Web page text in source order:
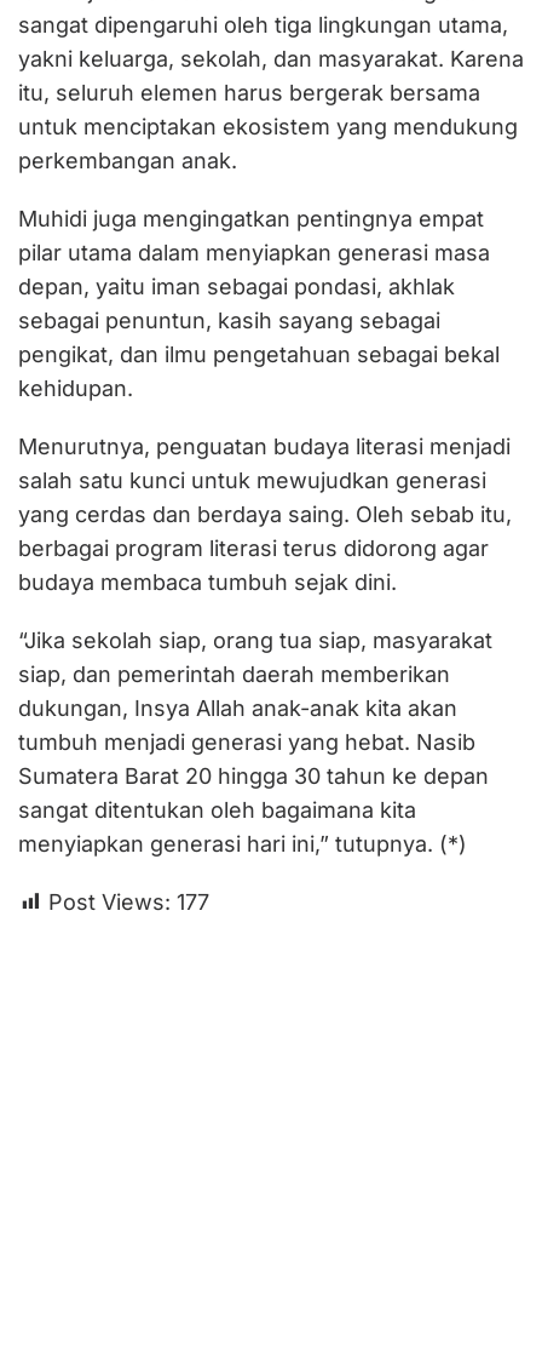
sangat dipengaruhi oleh tiga lingkungan utama,
yakni keluarga, sekolah, dan masyarakat. Karena
itu, seluruh elemen harus bergerak bersama
untuk menciptakan ekosistem yang mendukung
perkembangan anak.
Muhidi juga mengingatkan pentingnya empat
pilar utama dalam menyiapkan generasi masa
depan, yaitu iman sebagai pondasi, akhlak
sebagai penuntun, kasih sayang sebagai
pengikat, dan ilmu pengetahuan sebagai bekal
kehidupan.
Menurutnya, penguatan budaya literasi menjadi
salah satu kunci untuk mewujudkan generasi
yang cerdas dan berdaya saing. Oleh sebab itu,
berbagai program literasi terus didorong agar
budaya membaca tumbuh sejak dini.
“Jika sekolah siap, orang tua siap, masyarakat
siap, dan pemerintah daerah memberikan
dukungan, Insya Allah anak-anak kita akan
tumbuh menjadi generasi yang hebat. Nasib
Sumatera Barat 20 hingga 30 tahun ke depan
sangat ditentukan oleh bagaimana kita
menyiapkan generasi hari ini,” tutupnya. (*)
Post Views: 177